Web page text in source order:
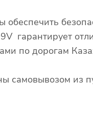
гарантирует
по дорогам
самовывозом из